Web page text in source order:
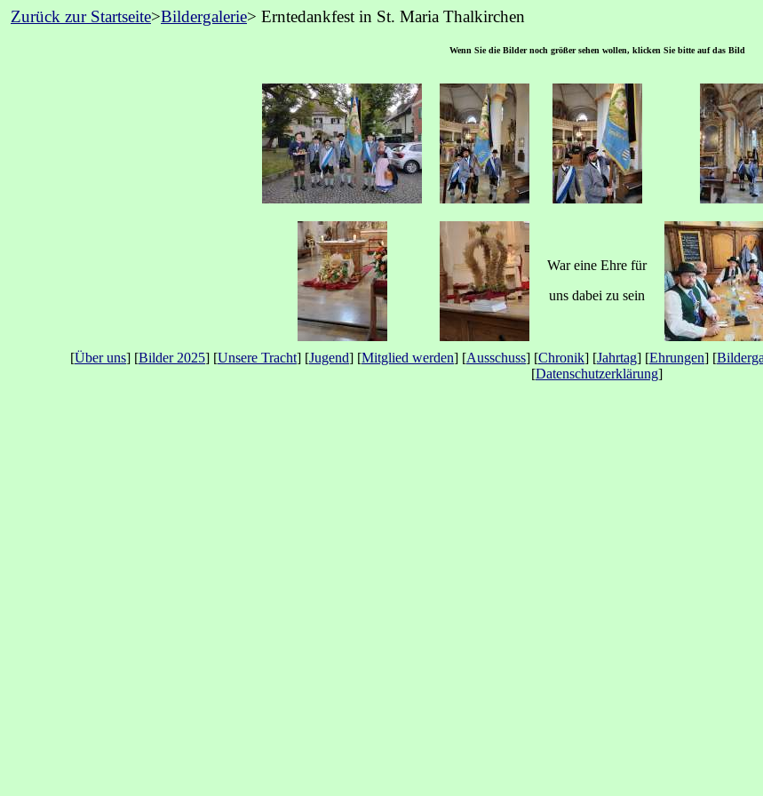
Zurück zur Startseite>Bildergalerie> Erntedankfest in St. Maria Thalkirchen
Wenn Sie die Bilder noch größer sehen wollen, klicken Sie bitte auf das Bild
War eine Ehre für
uns dabei zu sein
[Über uns] [Bilder 2025] [Unsere Tracht] [Jugend] [Mitglied werden] [Ausschuss] [Chronik] [Jahrtag] [Ehrungen] [
[Datenschutzerklärung]